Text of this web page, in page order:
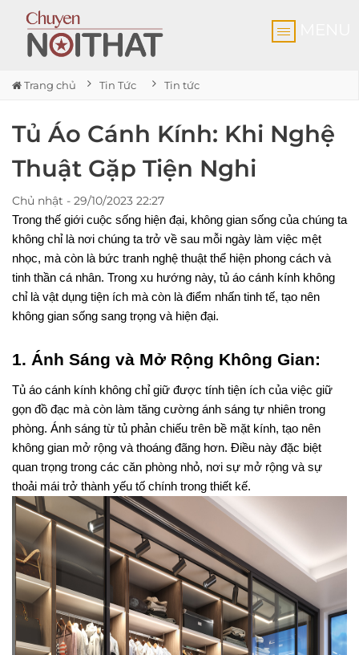
Trang chủ Tin Tức Tin tức
Tủ Áo Cánh Kính: Khi Nghệ
Thuật Gặp Tiện Nghi
Chủ nhật - 29/10/2023 22:27
Trong thế giới cuộc sống hiện đại, không gian sống của chúng ta
không chỉ là nơi chúng ta trở về sau mỗi ngày làm việc mệt
nhọc, mà còn là bức tranh nghệ thuật thể hiện phong cách và
tinh thần cá nhân. Trong xu hướng này, tủ áo cánh kính không
chỉ là vật dụng tiện ích mà còn là điểm nhấn tinh tế, tạo nên
không gian sống sang trọng và hiện đại.
1. Ánh Sáng và Mở Rộng Không Gian:
Tủ áo cánh kính không chỉ giữ được tính tiện ích của việc giữ
gọn đồ đạc mà còn làm tăng cường ánh sáng tự nhiên trong
phòng. Ánh sáng từ tủ phản chiếu trên bề mặt kính, tạo nên
không gian mở rộng và thoáng đãng hơn. Điều này đặc biệt
quan trọng trong các căn phòng nhỏ, nơi sự mở rộng và sự
thoải mái trở thành yếu tố chính trong thiết kế.